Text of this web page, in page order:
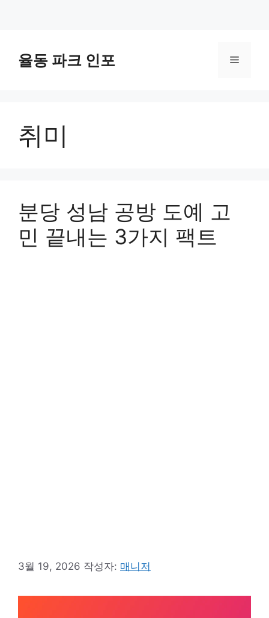
율동 파크 인포 메
취미
분당 성남 공방 도예 고
민 끝내는 3가지 팩트
3월 19, 2026 작성자: 매니저